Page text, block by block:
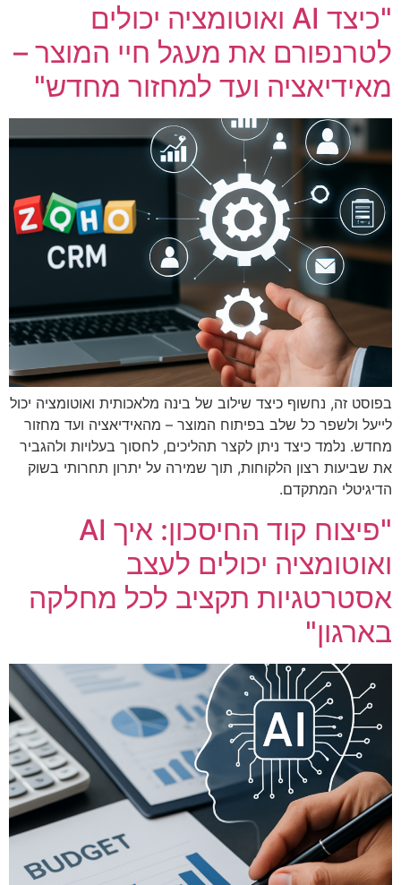
"כיצד AI ואוטומציה יכולים
לטרנפורם את מעגל חיי המוצר –
מאידיאציה ועד למחזור מחדש"
בפוסט זה, נחשוף כיצד שילוב של בינה מלאכותית ואוטומציה יכול
לייעל ולשפר כל שלב בפיתוח המוצר – מהאידיאציה ועד מחזור
מחדש. נלמד כיצד ניתן לקצר תהליכים, לחסוך בעלויות ולהגביר
את שביעות רצון הלקוחות, תוך שמירה על יתרון תחרותי בשוק
הדיגיטלי המתקדם.
"פיצוח קוד החיסכון: איך AI
ואוטומציה יכולים לעצב
אסטרטגיות תקציב לכל מחלקה
בארגון"